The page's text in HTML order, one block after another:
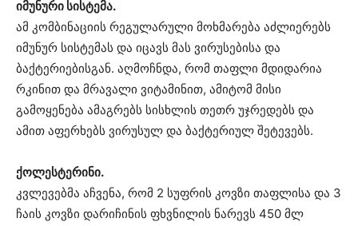
იმუნური სისტემა.
ამ კომბინაციის რეგულარული მოხმარება აძლიერებს
იმუნურ სისტემას და იცავს მას ვირუსებისა და
ბაქტერიებისგან. აღმოჩნდა, რომ თაფლი მდიდარია
რკინით და მრავალი ვიტამინით, ამიტომ მისი
გამოყენება ამაგრებს სისხლის თეთრ უჯრედებს და
ამით აფერხებს ვირუსულ და ბაქტერიულ შეტევებს.
ქოლესტერინი.
კვლევებმა აჩვენა, რომ 2 სუფრის კოვზი თაფლისა და 3
ჩაის კოვზი დარიჩინის ფხვნილის ნარევს 450 მლ